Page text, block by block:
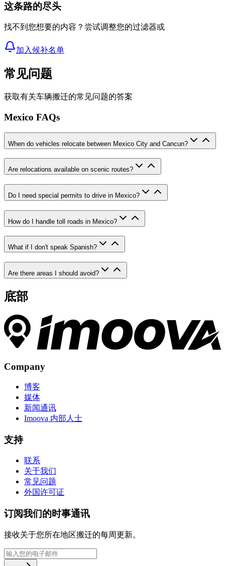
这条路的尽头
找不到您想要的内容？尝试调整您的过滤器或
加入候补名单
常见问题
获取有关车辆搬迁的常见问题的答案
Mexico FAQs
When do vehicles relocate between Mexico City and Cancun?
Are relocations available on scenic routes?
Do I need special permits to drive in Mexico?
How do I handle toll roads in Mexico?
What if I don't speak Spanish?
Are there areas I should avoid?
底部
Company
博客
媒体
新闻通讯
Imoova 内部人士
支持
联系
关于我们
常见问题
外国许可证
订阅我们的时事通讯
接收关于您所在地区搬迁的每周更新。